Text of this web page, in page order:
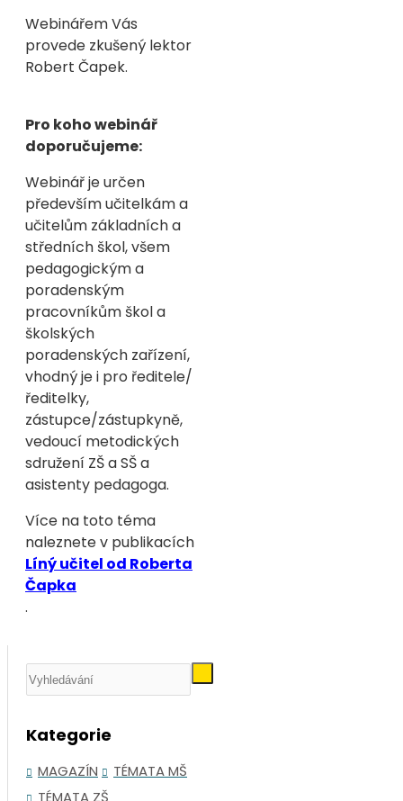
Webinářem Vás
provede zkušený lektor
Robert Čapek.
Pro koho webinář
doporučujeme:
Webinář je určen
především učitelkám a
učitelům základních a
středních škol, všem
pedagogickým a
poradenským
pracovníkům škol a
školských
poradenských zařízení,
vhodný je i pro ředitele/
ředitelky,
zástupce/zástupkyně,
vedoucí metodických
sdružení ZŠ a SŠ a
asistenty pedagoga.
Více na toto téma
naleznete v publikacích
Líný učitel od Roberta
Čapka
.
Kategorie
MAGAZÍN
TÉMATA MŠ